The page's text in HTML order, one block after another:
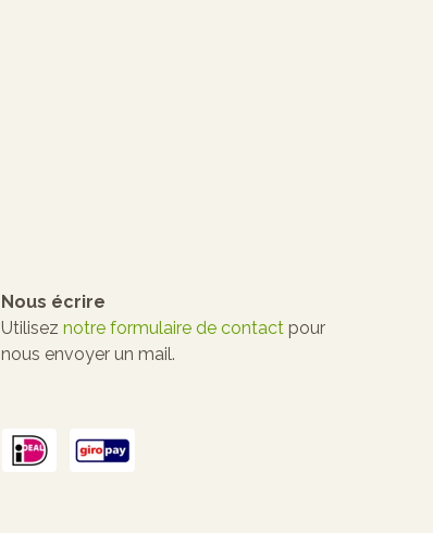
Nous écrire
Utilisez notre formulaire de contact pour
nous envoyer un mail.